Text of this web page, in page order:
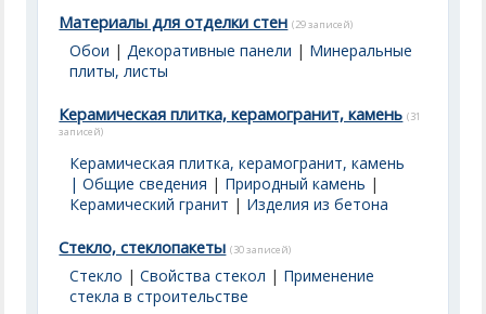
Материалы для отделки стен (29 записей)
Обои |Декоративные панели | Минеральные
плиты, листы
Керамическая плитка, керамогранит, камень (31
записей)
Керамическая плитка, керамогранит, камень
| Общие сведения | Природный камень |
Керамический гранит | Изделия из бетона
Стекло, стеклопакеты (30 записей)
Стекло |Свойства стекол | Применение
стекла в строительстве